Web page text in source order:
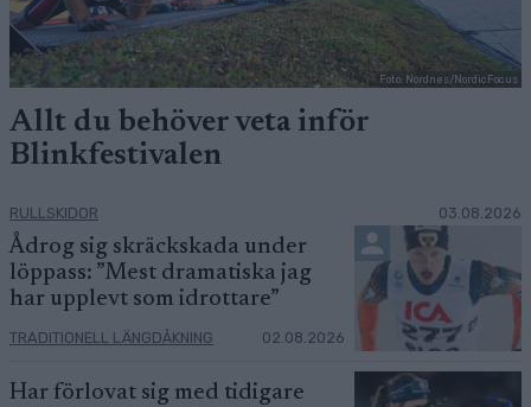
Foto: Nordnes/NordicFocus
Allt du behöver veta inför
Blinkfestivalen
RULLSKIDOR 03.08.2026
Ådrog sig skräckskada under
löppass: ”Mest dramatiska jag
har upplevt som idrottare”
TRADITIONELL LÄNGDÅKNING 02.08.2026
Har förlovat sig med tidigare